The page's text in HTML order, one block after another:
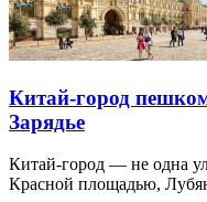
Китай-город
Зарядье
Китай-город — не одна
Красной площадью,